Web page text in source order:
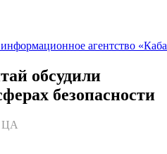
обсудили
безопасности
ЦА